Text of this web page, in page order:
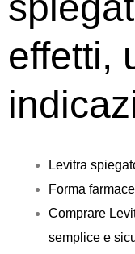
effetti,
Levitra
Forma
Comprare
semplice e